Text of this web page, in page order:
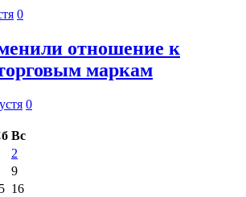
0
отношение к
маркам
0
Вс
2
9
16